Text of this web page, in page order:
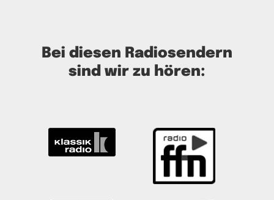
Bei diesen Radiosendern
sind wir zu hören: